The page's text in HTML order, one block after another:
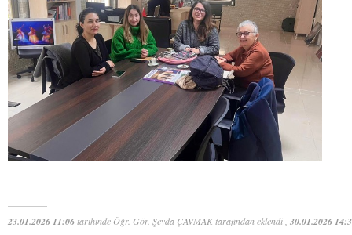
23.01.2026 11:06tarihinde Öğr. Gör. Şeyda ÇAVMAK tarafından eklendi , 30.01.2026